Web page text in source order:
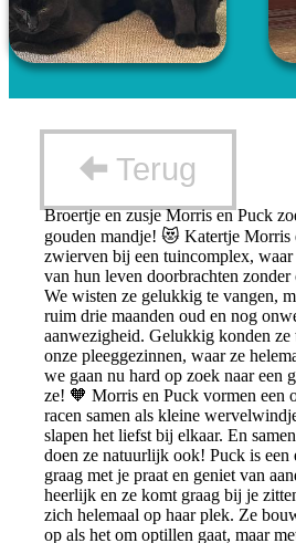
Terug
Broertje en zusje Morris en Puck
gouden mandje! 😻 Katertje Morris
zwierven bij een tuincomplex, waar
van hun leven doorbrachten zonder
We wisten ze gelukkig te vangen,
ruim drie maanden oud en nog
aanwezigheid. Gelukkig konden ze
onze pleeggezinnen, waar ze
we gaan nu hard op zoek naar een
ze! 🧡 Morris en Puck vormen een
racen samen als kleine
slapen het liefst bij elkaar. En
doen ze natuurlijk ook! Puck is een
graag met je praat en geniet van
heerlijk en ze komt graag bij je
zich helemaal op haar plek. Ze
op als het om optillen gaat, maar